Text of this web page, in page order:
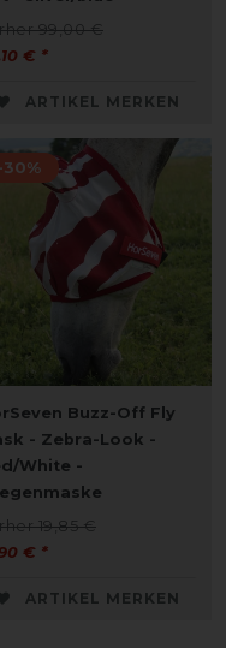
99,00 €
€ *
ARTIKEL MERKEN
30%
Buzz-Off Fly
- Zebra-Look -
White -
19,85 €
€ *
ARTIKEL MERKEN